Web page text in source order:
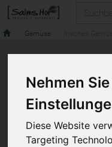
Nehmen
Diese Website
Targeting
Gemüse